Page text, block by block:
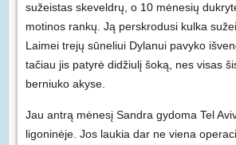
sužeistas skeveldrų, o 10 mėnesių
motinos rankų. Ją perskrodusi kulka
Laimei trejų sūneliui Dylanui pavyko
tačiau jis patyrė didžiulį šoką, nes visas
berniuko akyse.
Jau antrą mėnesį Sandra gydoma Tel
ligoninėje. Jos laukia dar ne viena